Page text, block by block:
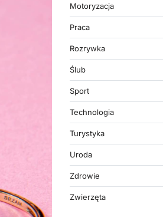
Motoryzacja
Praca
Rozrywka
Ślub
Sport
Technologia
Turystyka
Uroda
Zdrowie
Zwierzęta